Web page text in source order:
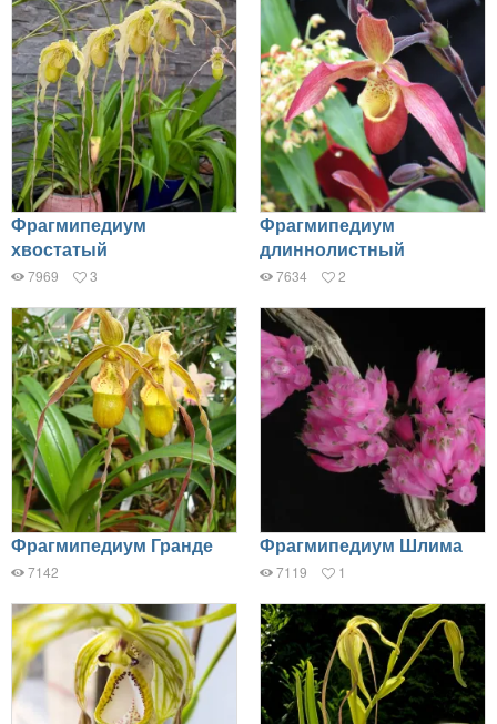
Фрагмипедиум
хвостатый
7969 3
Фрагмипедиум
длиннолистный
7634 2
Фрагмипедиум Гранде
7142
Фрагмипедиум Шлима
7119 1